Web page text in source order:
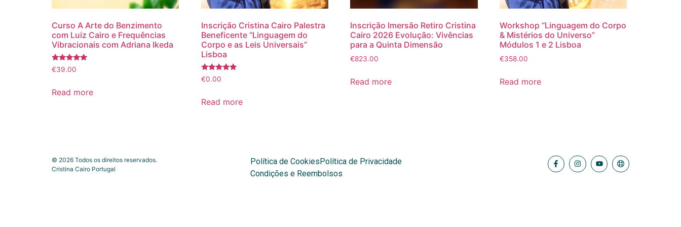
Curso A Arte do Benzimento
com Luiz Cairo e Frequências
Vibracionais com Adriana Ikeda
Rated
5.00
€39.00
Read more
Inscrição Cristina Cairo Palestra
Beneficente “Linguagem do
Corpo e as Leis Universais”
Lisboa
Rated
4.75
€0.00
Read more
Inscrição Imersão Retiro Cristina
Cairo 2026 Evolução: Vivências
para a Quinta Dimensão
€823.00
Read more
Workshop “Linguagem do Corpo
& Mistérios do Universo”
Módulos 1 e 2 Lisboa
€358.00
Read more
© 2026 Todos os direitos reservados.
Cristina Cairo Portugal
Política de CookiesPolítica de Privacidade
Condições e Reembolsos